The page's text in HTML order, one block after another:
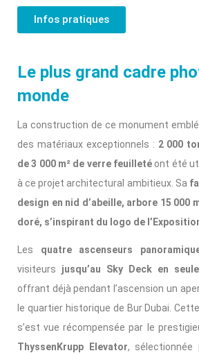
Infos pratiques
Le plus grand cadre
monde
La construction de ce monument
des matériaux exceptionnels : 2 000
de 3 000 m² de verre feuilleté ont été
à ce projet architectural ambitieux. Sa
design en nid d’abeille, arbore 15 000
doré, s’inspirant du logo de
Les quatre ascenseurs
visiteurs jusqu’au Sky Deck en
offrant déjà pendant l’ascension un
le quartier historique de Bur Dubai.
s’est vue récompensée par le
ThyssenKrupp Elevator, sélectionnée